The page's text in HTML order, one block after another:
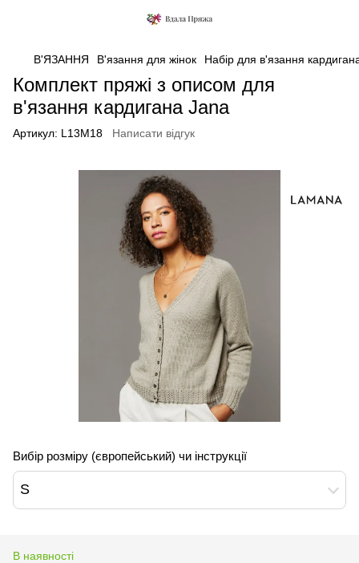
В'ЯЗАННЯ В'язання для жінок Набір для в'язання
Комплект пряжі з описом для
в'язання кардигана Jana
Артикул: L13M18 Написати відгук
Вибір розміру (європейський) чи інструкції
S
В наявності